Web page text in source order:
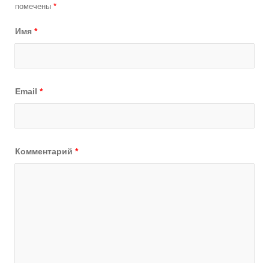
помечены *
Имя *
Email *
Комментарий *